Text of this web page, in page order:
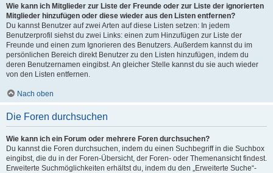
Wie kann ich Mitglieder zur Liste der Freunde oder zur Liste der ignorierten
Mitglieder hinzufügen oder diese wieder aus den Listen entfernen?
Du kannst Benutzer auf zwei Arten auf diese Listen setzen: In jedem
Benutzerprofil siehst du zwei Links: einen zum Hinzufügen zur Liste der
Freunde und einen zum Ignorieren des Benutzers. Außerdem kannst du im
persönlichen Bereich direkt Benutzer zu den Listen hinzufügen, indem du
deren Benutzernamen eingibst. An gleicher Stelle kannst du sie auch wieder
von den Listen entfernen.
Nach oben
Die Foren durchsuchen
Wie kann ich ein Forum oder mehrere Foren durchsuchen?
Du kannst die Foren durchsuchen, indem du einen Suchbegriff in die Suchbox
eingibst, die du in der Foren-Übersicht, der Foren- oder Themenansicht findest.
Erweiterte Suchmöglichkeiten erhältst du, indem du den „Erweiterte Suche“-